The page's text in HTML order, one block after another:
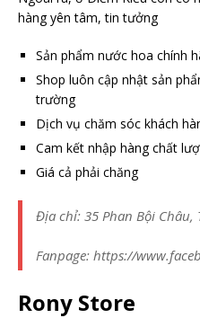
hàng yên tâm, tin tưởng
Sản phẩm nước hoa chính
Shop luôn cập nhật sản
trường
Dịch vụ chăm sóc khách
Cam kết nhập hàng chất
Giá cả phải chăng
Địa chỉ: 35 Phan Bội Châu,
Fanpage: https://
Rony Store